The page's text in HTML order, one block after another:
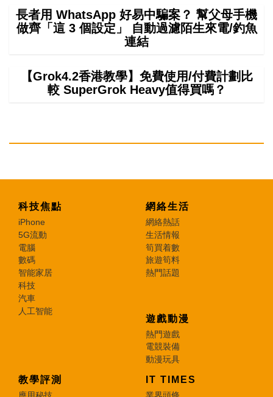
長者用 WhatsApp 好易中騙案？ 幫父母手機
做齊「這 3 個設定」 自動過濾陌生來電/釣魚
連結
【Grok4.2香港教學】免費使用/付費計劃比
較 SuperGrok Heavy值得買嗎？
科技焦點
iPhone
5G流動
電腦
數碼
智能家居
科技
汽車
人工智能
網絡生活
網絡熱話
生活情報
筍買着數
旅遊筍料
熱門話題
遊戲動漫
熱門遊戲
電競裝備
動漫玩具
教學評測 IT TIMES